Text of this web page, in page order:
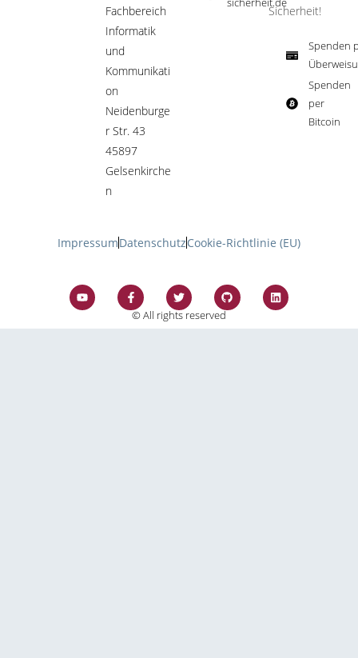
Fachbereich
Informatik
und
Kommunikati
on
Neidenburge
r Str. 43
45897
Gelsenkirche
n
Sicherheit!​
Spenden
Spenden
per
Bitcoin​
ImpressumDatenschutzCookie-Richtlinie (EU)
© All rights reserved